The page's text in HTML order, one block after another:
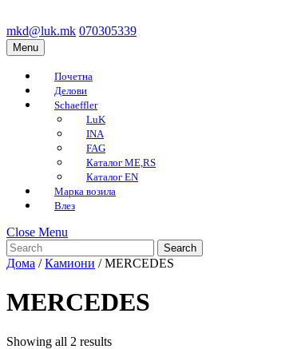
to
content
Skip
mkd@luk.mkmkd@luk.mk
070305339070305339
MenuMenu
Почетна
Делови
Schaeffler
LuK
INA
FAG
Каталог ME,RS
Каталог EN
Марка возила
Влез
Close Menu
Search
for:
Дома /Камиони / MERCEDES
MERCEDES
Showing all 2 resultsSorted